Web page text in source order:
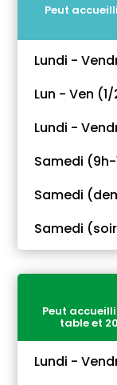
Peut
Lundi -
Lun - Ven
Lundi -
Samedi (9h-
Samedi
Samedi
Peut
table et
Lundi -